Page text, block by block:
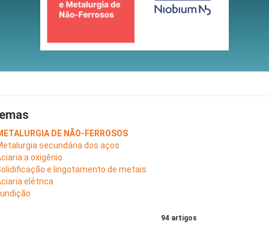
DE NÃO-FERROSOS
secundária dos aços
a oxigênio
e lingotamento de metais
elétrica
94 artigos